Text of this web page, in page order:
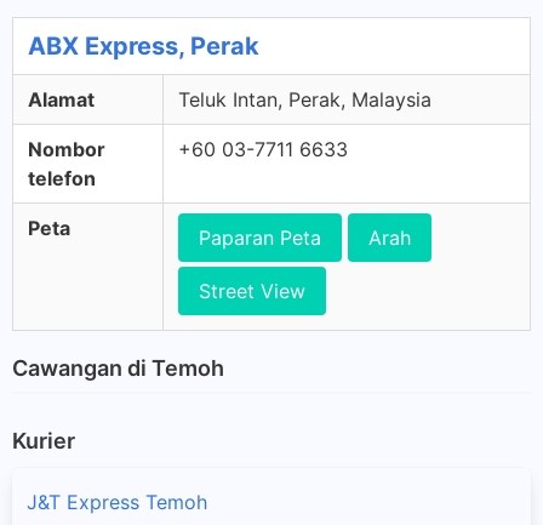
ABX Express, Perak
Alamat Teluk Intan, Perak, Malaysia
Nombor
telefon
+60 03-7711 6633
Peta Paparan Peta Arah
Street View
Cawangan di Temoh
Kurier
J&T Express Temoh